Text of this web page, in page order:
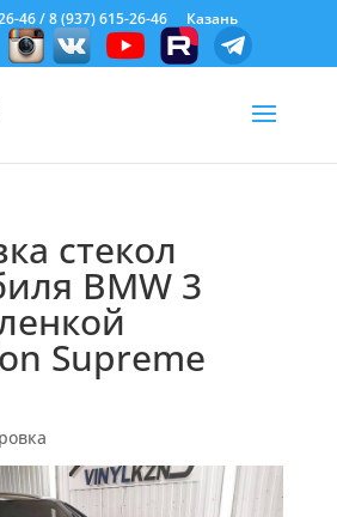
46/8 (937) 615-26-46
Казань
стекол
BMW 3
Supreme